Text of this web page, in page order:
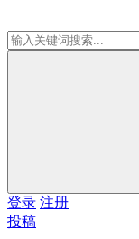
登录 注册
投稿